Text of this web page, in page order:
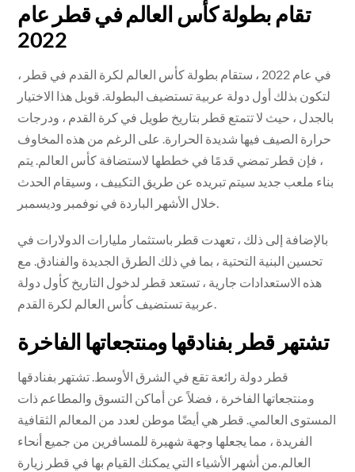
تقام بطولة كأس العالم في قطر عام
2022
في عام 2022 ، ستقام بطولة كأس العالم لكرة القدم في قطر ،
لتكون بذلك أول دولة عربية تستضيف البطولة. قوبل هذا الاختيار
بالجدل ، حيث لا تتمتع قطر بتاريخ طويل في كرة القدم ، ودرجات
حرارة الصيف فيها شديدة الحرارة. على الرغم من هذه المخاوف
، فإن قطر تمضي قدمًا في خططها لاستضافة كأس العالم. يتم
بناء ملعب جديد سيتم تبريده عن طريق التكييف ، وسيقام الحدث
بالإضافة إلى ذلك ، تعهدت قطر باستثمار مليارات الدولارات في
تحسين البنية التحتية ، بما في ذلك الطرق الجديدة والفنادق. مع
هذه الاستعدادات جارية ، تستعد قطر لدخول التاريخ كأول دولة
عربية تستضيف كأس العالم لكرة القدم.
تشتهر قطر بفنادقها ومنتجعاتها الفاخرة
قطر دولة رائعة تقع في الشرق الأوسط. تشتهر بفنادقها
ومنتجعاتها الفاخرة ، فضلاً عن أماكن التسوق والمطاعم ذات
المستوى العالمي. قطر هي أيضًا موطن لعدد من المعالم الثقافية
الفريدة ، مما يجعلها وجهة شهيرة للمسافرين من جميع أنحاء
العالم.من أشهر الأشياء التي يمكنك القيام بها في قطر زيارة